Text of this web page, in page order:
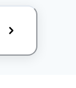
ke creator!